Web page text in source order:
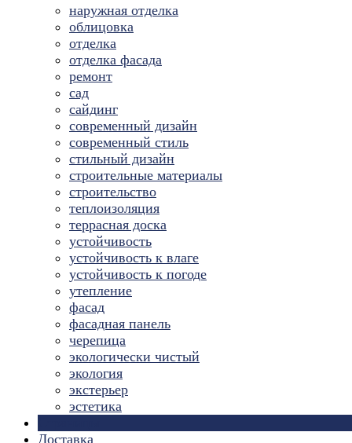
наружная отделка
облицовка
отделка
отделка фасада
ремонт
сад
сайдинг
современный дизайн
современный стиль
стильный дизайн
строительные материалы
строительство
теплоизоляция
террасная доска
устойчивость
устойчивость к влаге
устойчивость к погоде
утепление
фасад
фасадная панель
черепица
экологически чистый
экология
экстерьер
эстетика
Доставка